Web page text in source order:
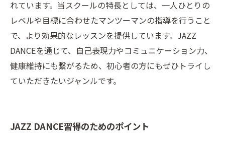
れています。当スクールの特長としては、一人ひとりの
レベルや目標に合わせたマンツーマンの指導を行うこと
で、より効果的なレッスンを提供しています。JAZZ
DANCEを通じて、自己表現力やコミュニケーション力、
健康維持にも繋がるため、初心者の方にもぜひトライし
ていただきたいジャンルです。
JAZZ DANCE習得のためのポイント